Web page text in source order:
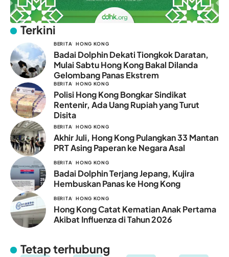
Terkini
BERITA HONG KONG
Badai Dolphin Dekati Tiongkok Daratan,
Mulai Sabtu Hong Kong Bakal Dilanda
Gelombang Panas Ekstrem
BERITA HONG KONG
Polisi Hong Kong Bongkar Sindikat
Rentenir, Ada Uang Rupiah yang Turut
Disita
BERITA HONG KONG
Akhir Juli, Hong Kong Pulangkan 33 Mantan
PRT Asing Paperan ke Negara Asal
BERITA HONG KONG
Badai Dolphin Terjang Jepang, Kujira
Hembuskan Panas ke Hong Kong
BERITA HONG KONG
Hong Kong Catat Kematian Anak Pertama
Akibat Influenza di Tahun 2026
Tetap terhubung